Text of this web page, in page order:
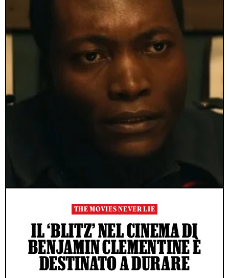
THE MOVIES NEVER LIE
IL ‘BLITZ’ NEL CINEMA DI
BENJAMIN CLEMENTINE È
DESTINATO A DURARE